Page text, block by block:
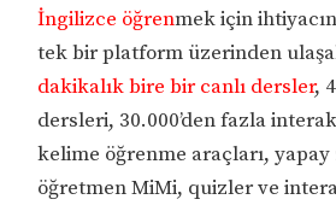
İngilizce öğrenmek için
tek bir platform üzerinden
dakikalık bire bir canlı dersler,
dersleri, 30.000’den fazla
kelime öğrenme araçları,
öğretmen MiMi, quizler ve